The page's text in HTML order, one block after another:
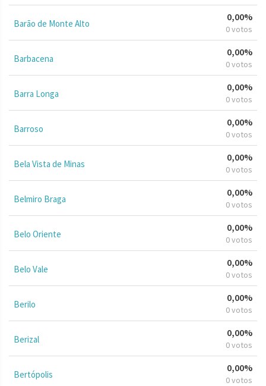
Barão de Monte Alto
0,00%
0 votos
Barbacena
0,00%
0 votos
Barra Longa
0,00%
0 votos
Barroso
0,00%
0 votos
Bela Vista de Minas
0,00%
0 votos
Belmiro Braga
0,00%
0 votos
Belo Oriente
0,00%
0 votos
Belo Vale
0,00%
0 votos
Berilo
0,00%
0 votos
Berizal
0,00%
0 votos
Bertópolis
0,00%
0 votos